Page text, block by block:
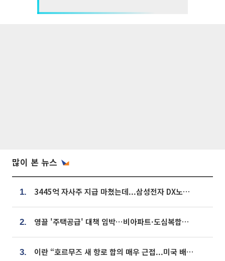
많이 본 뉴스
1. 3445억 자사주 지급 마쳤는데...삼성전자 DX노조, 뒤늦은 '떼쓰기 집회'
2. 영끌 '주택공급' 대책 임박⋯비아파트·도심복합까지 총동원
3. 이란 “호르무즈 새 항로 합의 매우 근접...미국 배상 먼저”